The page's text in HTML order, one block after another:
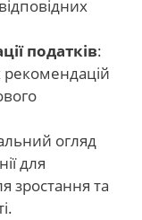
податків:
рекомендацій
огляд
для
зростання та